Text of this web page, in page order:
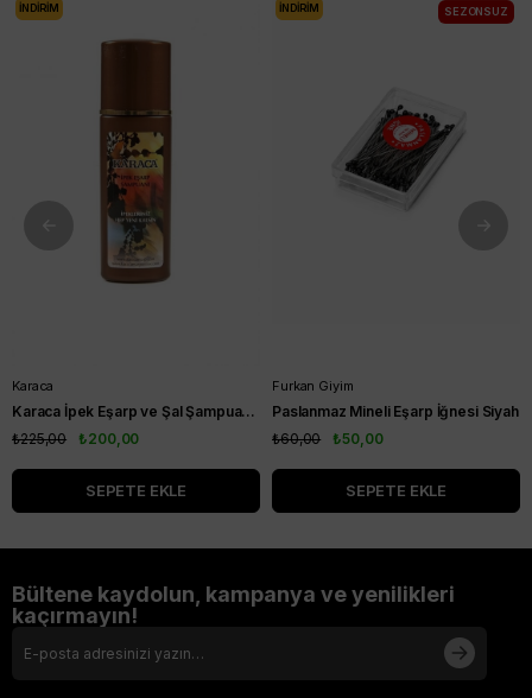
Karaca
Karaca İpek Eşarp ve Şal Şampuanı 200 ml
₺200,00
₺225,00
SEPETE EKLE
İNDIRIM
Furkan Giyim
Paslanmaz Mineli Eşarp İğnesi Siyah
₺50,00
₺60,00
SEPETE EKLE
İNDIRIM SEZONSUZ
Bültene kaydolun, kampanya ve yenilikleri
kaçırmayın!